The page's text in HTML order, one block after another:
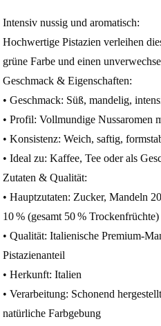
Intensiv nussig und aromatisch:
Hochwertige Pistazien verleihen
grüne Farbe und einen
Geschmack & Eigenschaften:
• Geschmack: Süß, mandelig,
• Profil: Vollmundige Nussaromen
• Konsistenz: Weich, saftig,
• Ideal zu: Kaffee, Tee oder als
Zutaten & Qualität:
• Hauptzutaten: Zucker, Mandeln
10 % (gesamt 50 % Trockenfrüchte)
• Qualität: Italienische
Pistazienanteil
• Herkunft: Italien
• Verarbeitung: Schonend
natürliche Farbgebung